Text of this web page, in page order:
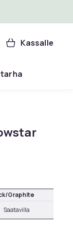
Kassalle
Graphite
Saatavilla